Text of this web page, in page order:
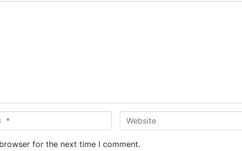
W
e
b
for the next time I comment.